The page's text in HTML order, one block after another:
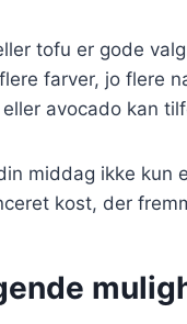
tofu er gode
farver, jo flere
eller avocado kan
middag ikke kun
kost, der